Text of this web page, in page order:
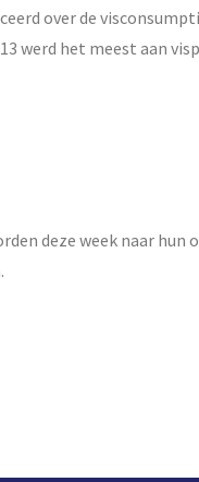
over de
werd het meest aan
deze week naar hun